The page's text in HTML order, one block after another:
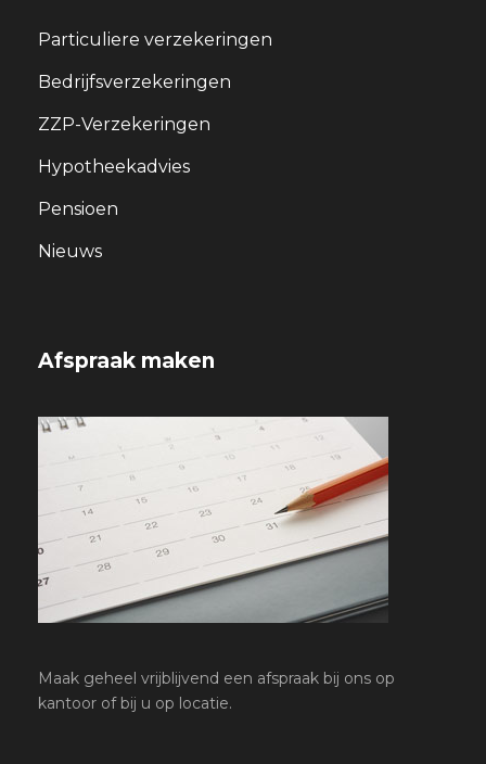
Particuliere verzekeringen
Bedrijfsverzekeringen
ZZP-Verzekeringen
Hypotheekadvies
Pensioen
Nieuws
Afspraak maken
Maak geheel vrijblijvend een afspraak bij ons op
kantoor of bij u op locatie.